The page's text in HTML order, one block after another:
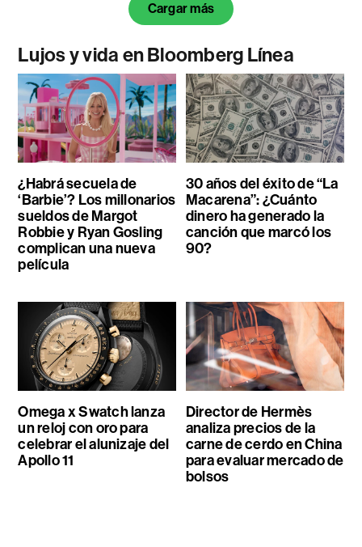
Cargar más
Lujos y vida en Bloomberg Línea
¿Habrá secuela de
‘Barbie’? Los millonarios
sueldos de Margot
Robbie y Ryan Gosling
complican una nueva
película
30 años del éxito de “La
Macarena”: ¿Cuánto
dinero ha generado la
canción que marcó los
90?
Omega x Swatch lanza
un reloj con oro para
celebrar el alunizaje del
Apollo 11
Director de Hermès
analiza precios de la
carne de cerdo en China
para evaluar mercado de
bolsos